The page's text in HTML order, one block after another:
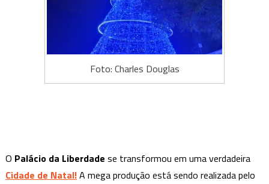
Foto: Charles Douglas
O Palácio da Liberdade se transformou em uma verdadeira
Cidade de Natal!A mega produção está sendo realizada pelo